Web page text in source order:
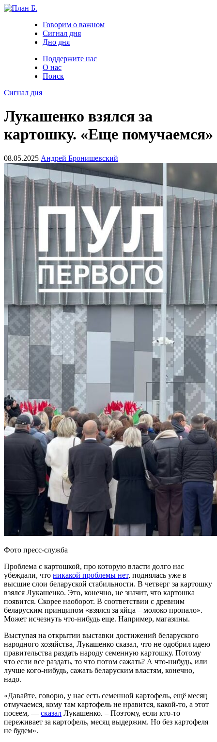
Говорим о важном
Сигнал дня
Дно дня
Поддержите нас
О нас
Поиск
Сигнал дня
Лукашенко взялся за
картошку. «Еще помучаемся»
08.05.2025 Андрей Бронишевский
Фото пресс-служба
Проблема с картошкой, про которую власти долго нас
убеждали, что никакой проблемы нет, поднялась уже в
высшие слои беларуской стабильности. В четверг за картошку
взялся Лукашенко. Это, конечно, не значит, что картошка
появится. Скорее наоборот. В соответствии с древним
беларуским принципом «взялся за яйца – молоко пропало».
Может исчезнуть что-нибудь еще. Например, магазины.
Выступая на открытии выставки достижений беларуского
народного хозяйства, Лукашенко сказал, что не одобрил идею
правительства раздать народу семенную картошку. Потому
что если все раздать, то что потом сажать? А что-нибудь, или
лучше кого-нибудь, сажать беларуским властям, конечно,
надо.
«Давайте, говорю, у нас есть семенной картофель, ещё месяц
отмучаемся, кому там картофель не нравится, какой-то, а этот
посеем, — сказал Лукашенко. – Поэтому, если кто-то
переживает за картофель, месяц выдержим. Но без картофеля
не будем».